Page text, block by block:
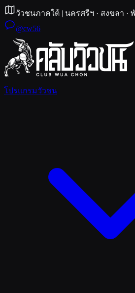
วัวชนภาคใต้ | นครศรีฯ · สงขลา ·
@cw56
โปรแกรมวัวชน